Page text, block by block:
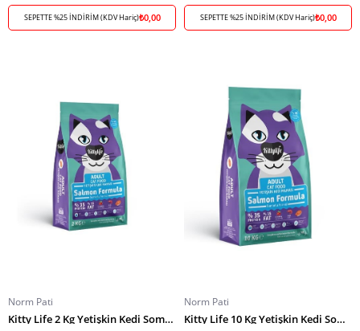
SEPETTE %25 İNDİRİM (KDV Hariç)₺0,00 SEPETTE %25 İNDİRİM (KDV Hariç)₺0,00
Norm Pati
Kitty Life 2 Kg Yetişkin Kedi Somonlu
Norm Pati
Kitty Life 10 Kg Yetişkin Kedi Somon